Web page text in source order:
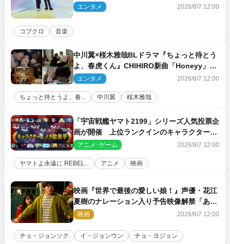
コンセプトアルバムを“花の日”に配信リリー
ス
エンタメ 2026/8/7 12:00
コブクロ 音楽
中川翼×桜木雅哉BLドラマ『ちょっと待とう
よ、春虎くん』CHIHIRO新曲「Honeyy」が
ED主題歌に決定！
エンタメ 2026/8/7 12:00
ちょっと待とうよ、春... 中川翼 桜木雅哉
「宇宙戦艦ヤマト2199」シリーズ人気投票企
画が開催 上位ランクインのキャラクター＆
メカは新規描き下ろしイラストを制作
アニメ･ゲーム 2026/8/7 12:00
ヤマトよ永遠に REBEL... アニメ 映画
映画『世界で最後の愛しい娘！』声優・花江
夏樹のナレーション入り予告映像解禁「あふ
れ出る温かさに涙が止まらない！」
映画 2026/8/7 12:00
チョ・ジョンソク イ・ジョンウン チョ・ヨジョン